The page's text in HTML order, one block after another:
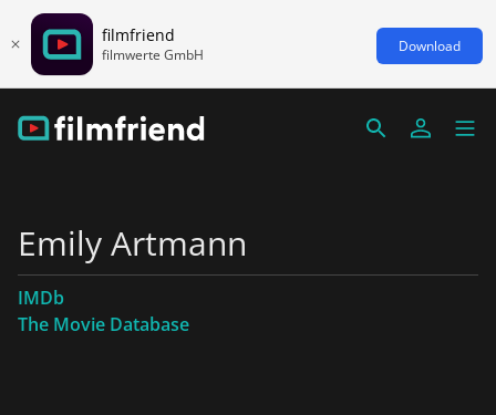
filmfriend
filmwerte GmbH Download
Emily Artmann
IMDb
The Movie Database